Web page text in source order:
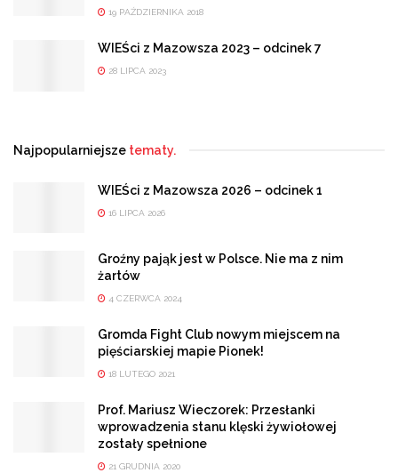
19 PAŹDZIERNIKA 2018
WIEŚci z Mazowsza 2023 – odcinek 7
28 LIPCA 2023
Najpopularniejsze tematy.
WIEŚci z Mazowsza 2026 – odcinek 1
16 LIPCA 2026
Groźny pająk jest w Polsce. Nie ma z nim
żartów
4 CZERWCA 2024
Gromda Fight Club nowym miejscem na
pięściarskiej mapie Pionek!
18 LUTEGO 2021
Prof. Mariusz Wieczorek: Przesłanki
wprowadzenia stanu klęski żywiołowej
zostały spełnione
21 GRUDNIA 2020